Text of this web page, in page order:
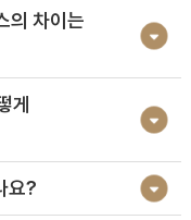
의 차이는
게
요?